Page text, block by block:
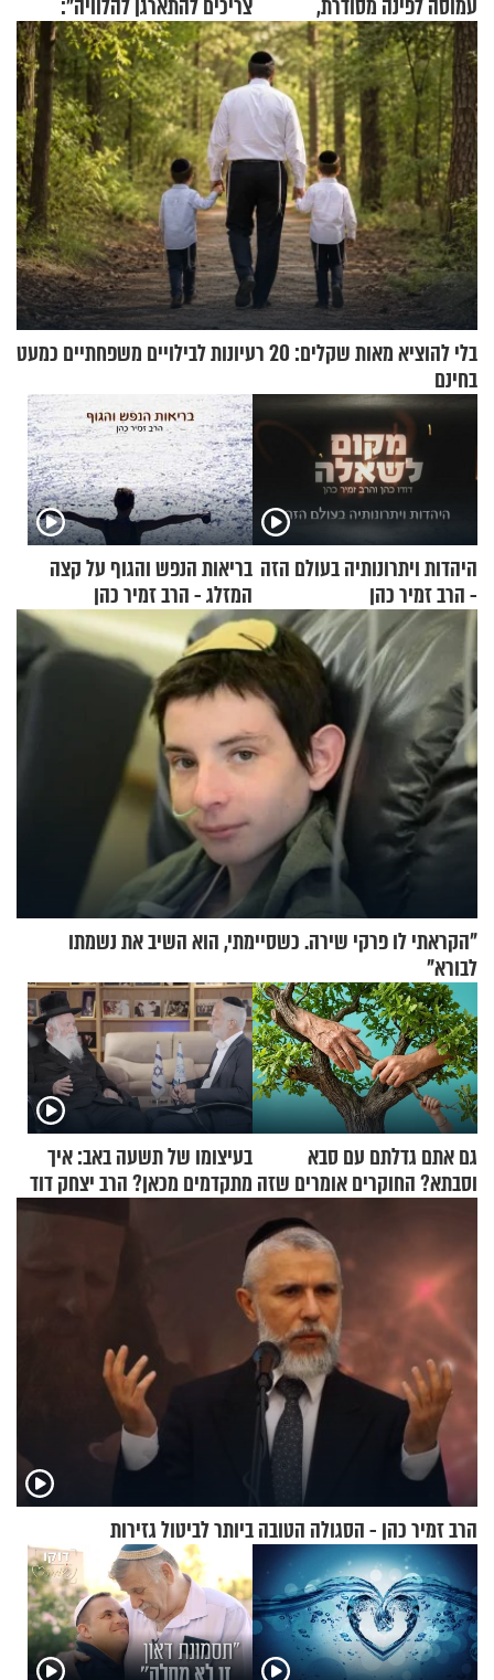
עמוסה לפינה מסודרת,
שימושית ומזמינה
צריכים להתארגן להלוויה":
זוגיות במבחן, הפעם עם מרים
וגד דנינו
בלי להוציא מאות שקלים: 20 רעיונות לבילויים משפחתיים כמעט
בחינם
היהדות ויתרונותיה בעולם הזה
- הרב זמיר כהן
בריאות הנפש והגוף על קצה
המזלג - הרב זמיר כהן
"הקראתי לו פרקי שירה. כשסיימתי, הוא השיב את נשמתו
לבורא"
גם אתם גדלתם עם סבא
וסבתא? החוקרים אומרים שזה
בעיצומו של תשעה באב: איך
מתקדמים מכאן? הרב יצחק דוד
הרב זמיר כהן - הסגולה הטובה ביותר לביטול גזירות